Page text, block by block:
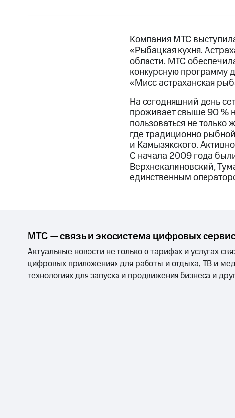
Компания МТС
«Рыбацкая кухня.
области. МТС
конкурсную программу
«Мисс астраханская
На сегодняшний день
проживает свыше 90 %
пользоваться не
где традиционно
и Камызякского.
С начала 2009 года
Верхнекалиновский,
единственным
МТС — связь и экосистема цифровых
Актуальные новости не только о тарифах и услугах
цифровых приложениях для работы и отдыха, ТВ и
технологиях для запуска и продвижения бизнеса и